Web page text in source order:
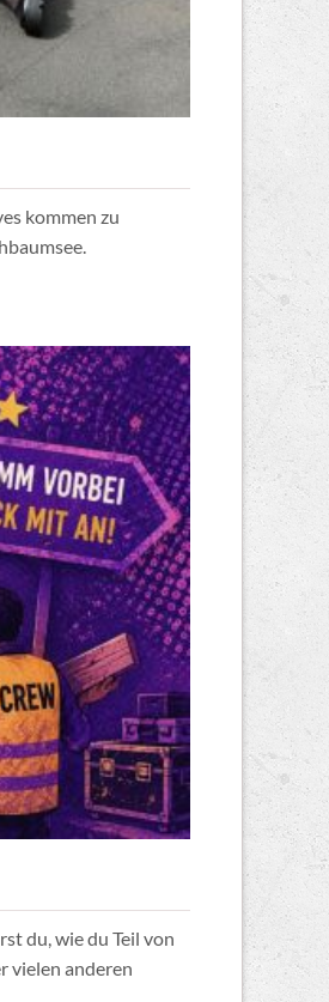
kommen zu
du, wie du Teil von
vielen anderen